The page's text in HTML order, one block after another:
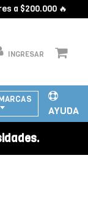
$200.000 🔥
INGRESAR
AYUDA